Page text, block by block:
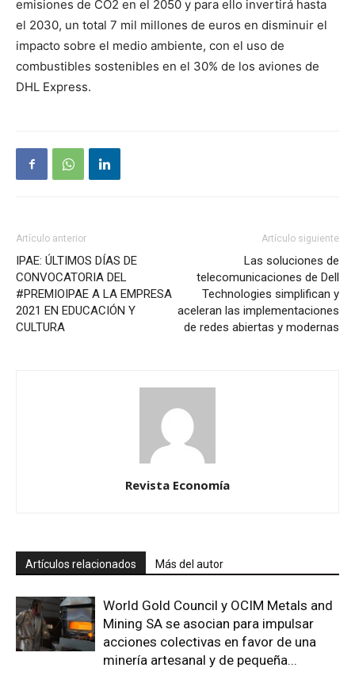
emisiones de CO2 en el 2050 y para ello invertirá hasta
el 2030, un total 7 mil millones de euros en disminuir el
impacto sobre el medio ambiente, con el uso de
combustibles sostenibles en el 30% de los aviones de
DHL Express.
Artículo anterior
IPAE: ÚLTIMOS DÍAS DE
CONVOCATORIA DEL
#PREMIOIPAE A LA EMPRESA
2021 EN EDUCACIÓN Y
CULTURA
Artículo siguiente
Las soluciones de
telecomunicaciones de Dell
Technologies simplifican y
aceleran las implementaciones
de redes abiertas y modernas
Revista Economía
Artículos relacionados Más del autor
World Gold Council y OCIM Metals and
Mining SA se asocian para impulsar
acciones colectivas en favor de una
minería artesanal y de pequeña...